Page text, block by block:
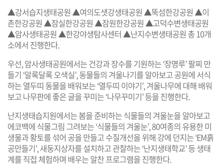
▲강서습지생태공원 ▲여의도샛강생태공원 ▲뚝섬한강공원 ▲이
촌한강공원 ▲잠실한강공원 ▲잠원한강공원 ▲고덕수변생태공원
▲암사생태공원 ▲한강야생탐사센터 ▲난지수변생태공원 총 10개
소에서 진행한다.
우선, 암사생태공원에서는 건강과 장수를 기원하는 ‘장명루’ 팔찌 만
들기 ‘알록달록 오색실’, 동물들의 겨울나기를 알아보고 공원에 서식
하는 열두띠 동물을 배워보는 ‘열두띠 이야기’, 겨울나무에 대해 배워
보고 나무판에 좋은 글을 꾸미는 ‘나무꾸미기’ 등을 진행한다.
난지생태습지원에서는 봄을 준비하는 식물들의 겨울눈을 알아보고
에코백에 식물그림 그려보는 ‘식물들의 겨울눈’, 80여종의 유용한 미
생물과 황토를 섞어 공을 만들고 수질개선을 위해 강에 던지는 ‘EM흙
공만들기’, 새둥지상자를 설치하고 관찰하는 ‘난지생태학교’ 등 생태
계를 직접 체험하며 배우는 알찬 프로그램을 진행한다.